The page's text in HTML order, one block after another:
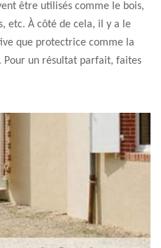
être utilisés comme le bois,
etc. À côté de cela, il y a le
que protectrice comme la
Pour un résultat parfait, faites